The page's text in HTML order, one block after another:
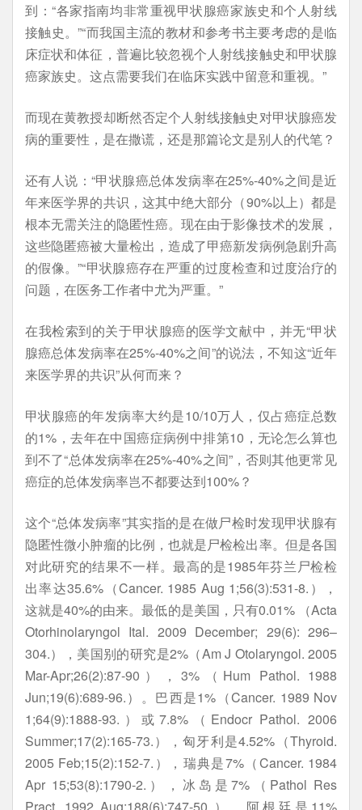
到：“各家指南均非常重视甲状腺癌家族史和个人射线
接触史。”“而我国主流的教材和参考书主要考虑的是临
床症状和体征，普遍比较忽视个人射线接触史和甲状腺
癌家族史。这点需要我们在临床实践中留意和重视。”
而现在黄教授却断然否定个人射线接触史对甲状腺癌发
病的重要性，是在撒谎，还是那篇论文是别人的代笔？
还有人说：“甲状腺癌总体发病率在25%-40%之间是近
年来医学界的共识，这其中绝大部分（90%以上）都是
根本无需关注的隐匿性癌。现在由于影像技术的发展，
这些隐匿癌被大量检出，造成了甲癌新发病例急剧升高
的假像。”“甲状腺癌存在严重的过度检查和过度治疗的
问题，在医务工作者中尤为严重。”
在我检索到的关于甲状腺癌的医学文献中，并无“甲状
腺癌总体发病率在25%-40%之间”的说法，不知这“近年
来医学界的共识”从何而来？
甲状腺癌的年发病率大约是10/10万人，仅占癌症总数
的1%，去年在中国癌症病例中排第10，无论怎么算也
到不了“总体发病率在25%-40%之间”，否则其他更常见
癌症的总体发病率岂不都要达到100%？
这个“总体发病率”其实指的是在做尸检时发现甲状腺有
隐匿性微小肿瘤的比例，也就是尸检检出率。但是各国
对此研究的结果不一样。最高的是1985年芬兰尸检检
出率达35.6%（Cancer. 1985 Aug 1;56(3):531-8.），
这就是40%的由来。最低的是美国，只有0.01% （Acta
Otorhinolaryngol Ital. 2009 December; 29(6): 296–
304.），美国别的研究是2%（Am J Otolaryngol. 2005
Mar-Apr;26(2):87-90），3%（Hum Pathol. 1988
Jun;19(6):689-96.）。巴西是1%（Cancer. 1989 Nov
1;64(9):1888-93.）或7.8%（Endocr Pathol. 2006
Summer;17(2):165-73.），匈牙利是4.52%（Thyroid.
2005 Feb;15(2):152-7.），瑞典是7%（Cancer. 1984
Apr 15;53(8):1790-2.），冰岛是7%（Pathol Res